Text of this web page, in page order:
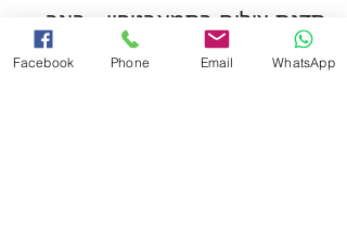
סדנת צילום בסמארטפון - בוגר
מחיר Facebook Phone Email WhatsApp